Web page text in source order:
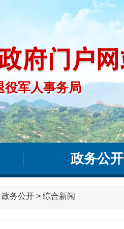
军人事务局
军人事务局
政务公开
政务公开 > 综合新闻